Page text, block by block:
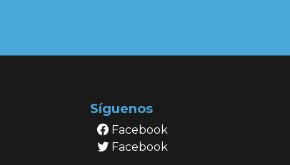
Síguenos
Facebook
Facebook